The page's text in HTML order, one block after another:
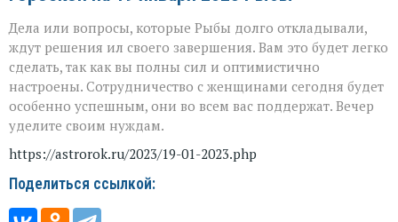
Дела или вопросы, которые Рыбы долго откладывали,
ждут решения ил своего завершения. Вам это будет легко
сделать, так как вы полны сил и оптимистично
настроены. Сотрудничество с женщинами сегодня будет
особенно успешным, они во всем вас поддержат. Вечер
уделите своим нуждам.
https://astrorok.ru/2023/19-01-2023.php
Поделиться ссылкой: